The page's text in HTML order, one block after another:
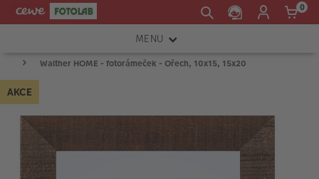
0
MENU
FOTOAPARÁTY
OBJEKTIVY
ATELIÉR
INSTAX™
Walther HOME - fotorámeček - Ořech, 10x15, 15x20
AKCE